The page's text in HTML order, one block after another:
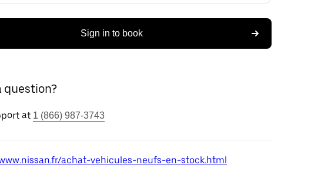
Sign in to book
question?
at 1 (866) 987-3743
achat-vehicules-neufs-en-stock.html